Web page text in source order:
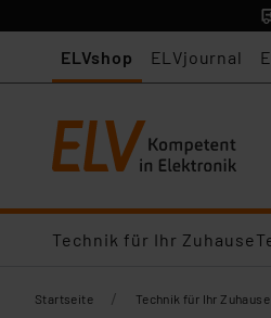
ELVshop ELVjournal
Technik für Ihr Zuhause
Startseite / Technik für Ihr Zuhause